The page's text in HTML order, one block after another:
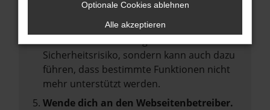
Betriebssystem auf dem neuesten Stand
Veraltete Software birgt nicht nur ein
Sicherheitsrisiko, sondern kann auch dazu
führen, dass bestimmte Funktionen nicht
mehr unterstützt werden.
Wende dich an den Webseitenbetreiber.
Optionale Cookies ablehnen
Alle akzeptieren